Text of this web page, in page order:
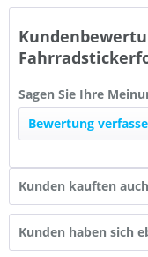
Sagen Sie Ihre
Bewertung
Kunden kauften auch
Kunden haben sich